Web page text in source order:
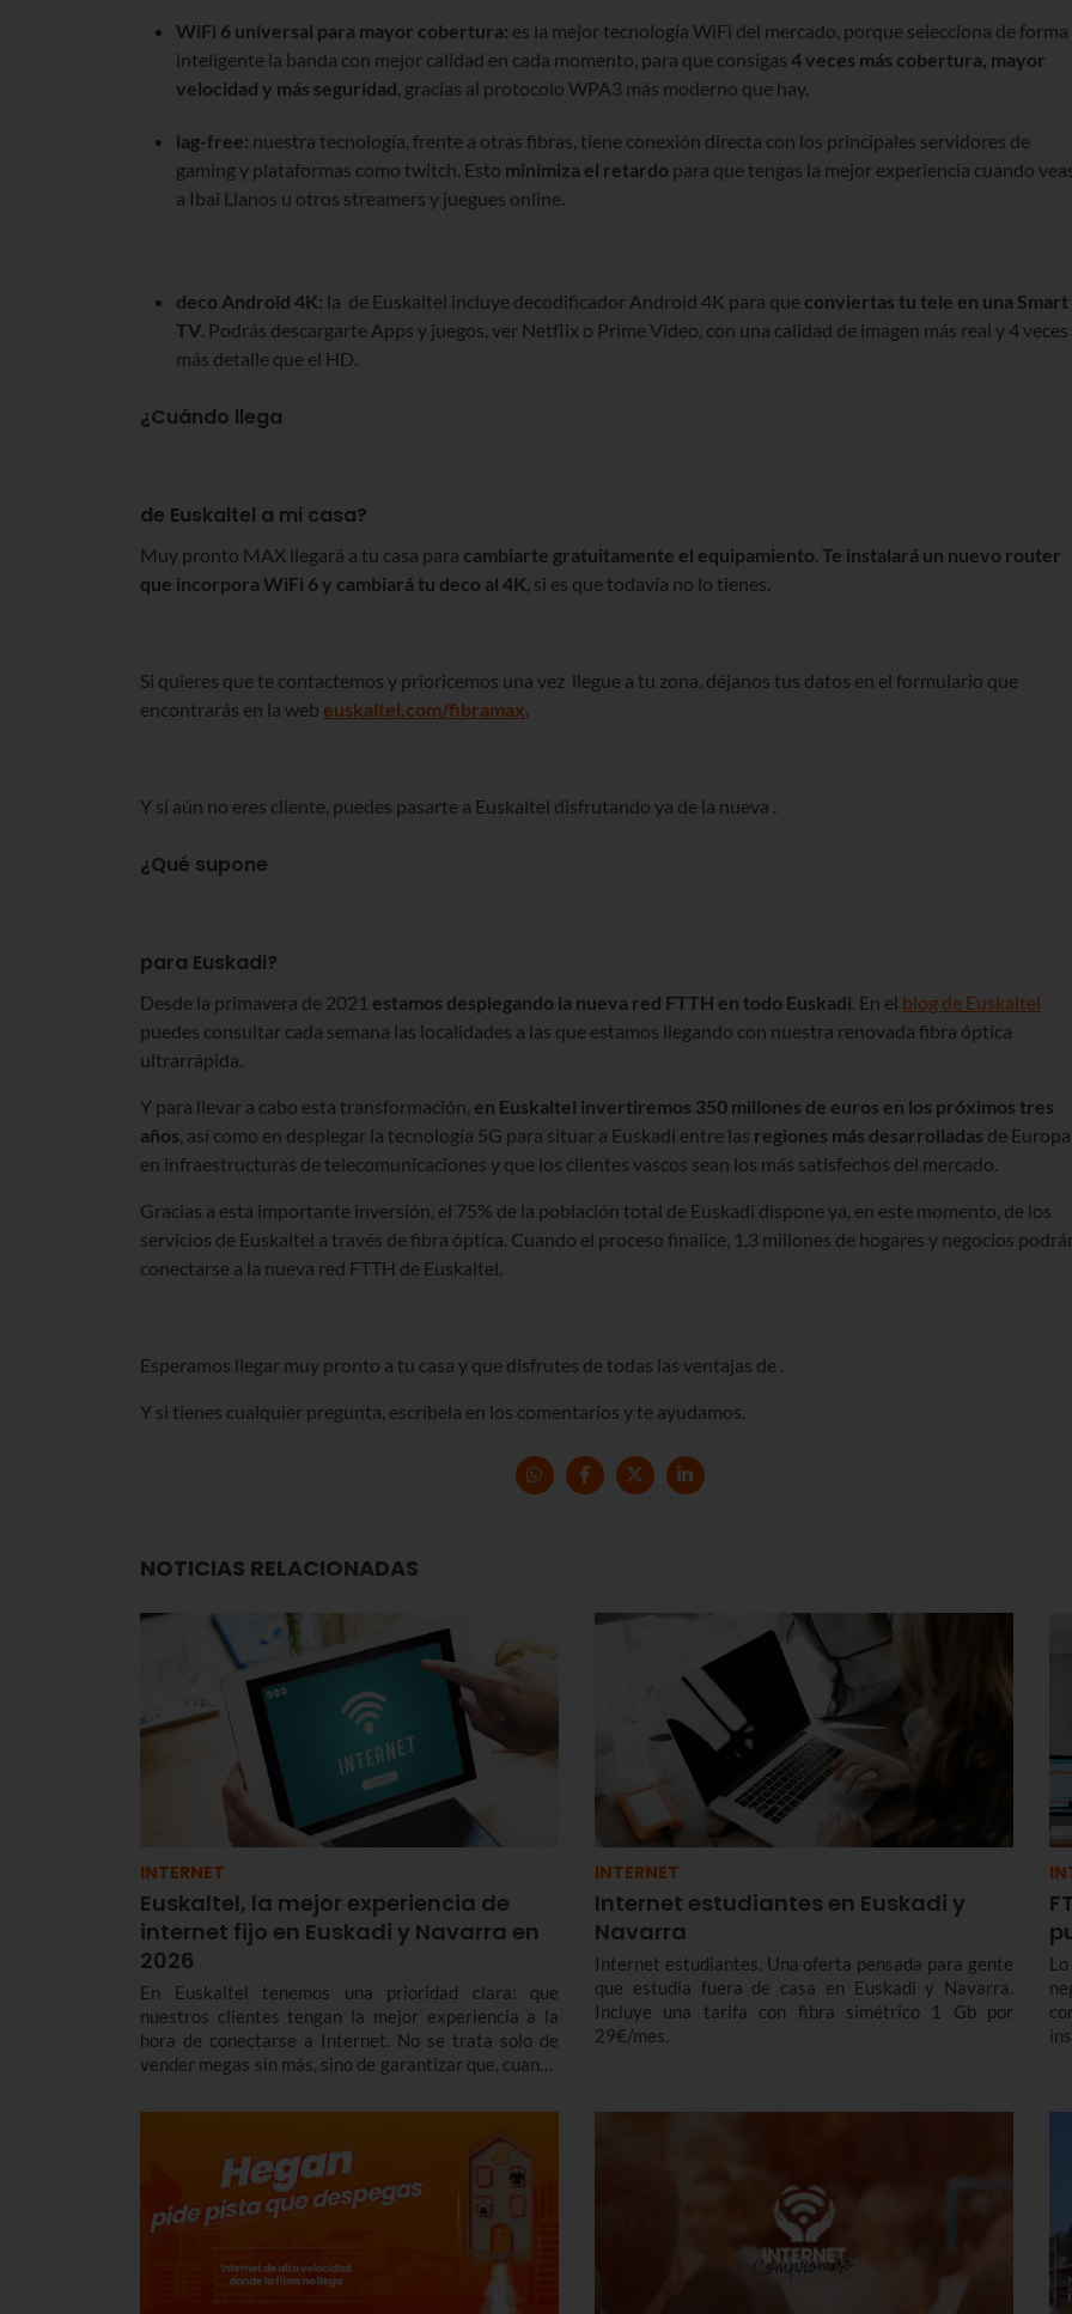
WiFi 6 universal para mayor cobertura: es la mejor tecnología WiFi del mercado, porque selecciona de forma
inteligente la banda con mejor calidad en cada momento, para que consigas 4 veces más cobertura, mayor
velocidad y más seguridad , gracias al protocolo WPA3 más moderno que hay.
lag-free: nuestra tecnología, frente a otras fibras, tiene conexión directa con los principales servidores de
gaming y plataformas como twitch. Esto minimiza el retardo para que tengas la mejor experiencia cuando
a Ibai Llanos u otros streamers y juegues online.
deco Android 4K: la de Euskaltel incluye decodificador Android 4K para que conviertas tu tele en una Smart
TV . Podrás descargarte Apps y juegos, ver Netflix o Prime Video, con una calidad de imagen más real y 4 veces
más detalle que el HD.
¿Cuándo llega
de Euskaltel a mi casa?
Muy pronto MAX llegará a tu casa para cambiarte gratuitamente el equipamiento Te instalará un nuevo router
que incorpora WiFi 6 y cambiará tu deco al 4K , si es que todavía no lo tienes.
Si quieres que te contactemos y prioricemos una vez llegue a tu zona, déjanos tus datos en el formulario que
encontrarás en la web euskaltel.com/fibramax
Y si aún no eres cliente, puedes pasarte a Euskaltel disfrutando ya de la nueva
¿Qué supone
para Euskadi?
Desde la primavera de 2021 estamos desplegando la nueva red FTTH en todo Euskadi . En el blog de Euskaltel
puedes consultar cada semana las localidades a las que estamos llegando con nuestra renovada fibra óptica
ultrarrápida.
Y para llevar a cabo esta transformación, en Euskaltel invertiremos 350 millones de euros en los próximos tres
años , así como en desplegar la tecnología 5G para situar a Euskadi entre las regiones más desarrolladas de Europa
en infraestructuras de telecomunicaciones y que los clientes vascos sean los más satisfechos del mercado.
Gracias a esta importante inversión, el 75% de la población total de Euskadi dispone ya, en este momento, de los
servicios de Euskaltel a través de fibra óptica. Cuando el proceso finalice, 1,3 millones de hogares y negocios
conectarse a la nueva red FTTH de Euskaltel.
Esperamos llegar muy pronto a tu casa y que disfrutes de todas las ventajas de
Y si tienes cualquier pregunta, escríbela en los comentarios y te ayudamos.
NOTICIAS RELACIONADAS
INTERNET
Euskaltel, la mejor experiencia de
internet fijo en Euskadi y Navarra en
2026
En Euskaltel tenemos una prioridad clara: que
nuestros clientes tengan la mejor experiencia a la
hora de conectarse a Internet. No se trata solo de
vender megas sin más, sino de garantizar que, cuando
latencia envidiables.
INTERNET
Internet estudiantes en Euskadi y
Navarra
Internet estudiantes. Una oferta pensada para gente
que estudia fuera de casa en Euskadi y Navarra.
Incluye una tarifa con fibra simétrico 1 Gb por
29€/mes.